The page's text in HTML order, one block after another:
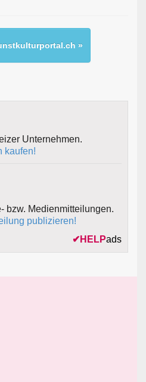
»
Unternehmen.
kaufen!
bzw. Medienmitteilungen.
publizieren!
✔ HELPads